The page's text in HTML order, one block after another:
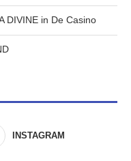
DIVINE in De Casino
INSTAGRAM